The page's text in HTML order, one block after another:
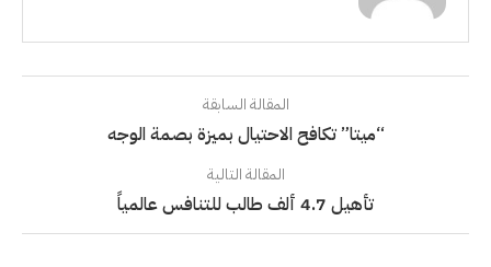
المقالة السابقة
“ميتا” تكافح الاحتيال بميزة بصمة الوجه
المقالة التالية
تأهيل 4.7 ألف طالب للتنافس عالمياً